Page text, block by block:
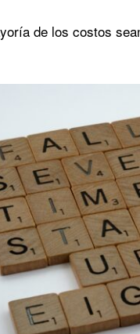
de los costos